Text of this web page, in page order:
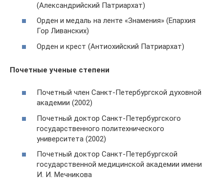
(Александрийский Патриархат)
Орден и медаль на ленте «Знамения» (Епархия
Гор Ливанских)
Орден и крест (Антиохийский Патриархат)
Почетные ученые степени
Почетный член Санкт-Петербургской духовной
академии (2002)
Почетный доктор Санкт-Петербургского
государственного политехнического
университета (2002)
Почетный доктор Санкт-Петербургской
государственной медицинской академии имени
И. И. Мечникова